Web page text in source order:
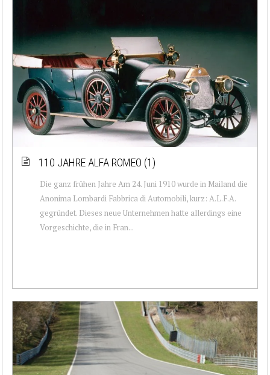
110 JAHRE ALFA ROMEO (1)
Die ganz frühen Jahre Am 24. Juni 1910 wurde in Mailand die
Anonima Lombardi Fabbrica di Automobili, kurz: A.L.F.A.
gegründet. Dieses neue Unternehmen hatte allerdings eine
Vorgeschichte, die in Fran...